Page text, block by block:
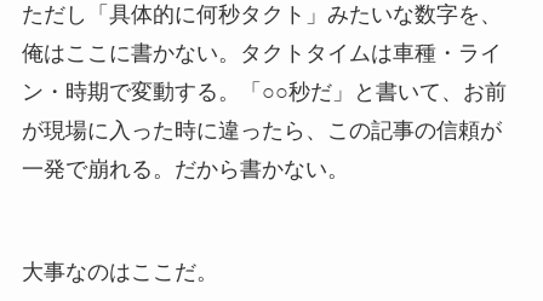
ただし「具体的に何秒タクト」みたいな数字を、
俺はここに書かない。タクトタイムは車種・ライ
ン・時期で変動する。「○○秒だ」と書いて、お前
が現場に入った時に違ったら、この記事の信頼が
一発で崩れる。だから書かない。
大事なのはここだ。